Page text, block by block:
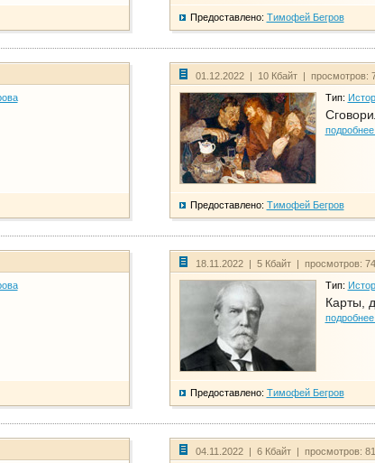
Предоставлено: Тимофей Бегров
01.12.2022 | 10 Кбайт | просмотров:
Тип:
подробнее
Предоставлено: Тимофей Бегров
18.11.2022 | 5 Кбайт | просмотров:
Тип:
Карты,
подробнее
Предоставлено: Тимофей Бегров
04.11.2022 | 6 Кбайт | просмотров: